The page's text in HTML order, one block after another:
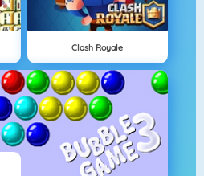
Clash Royale